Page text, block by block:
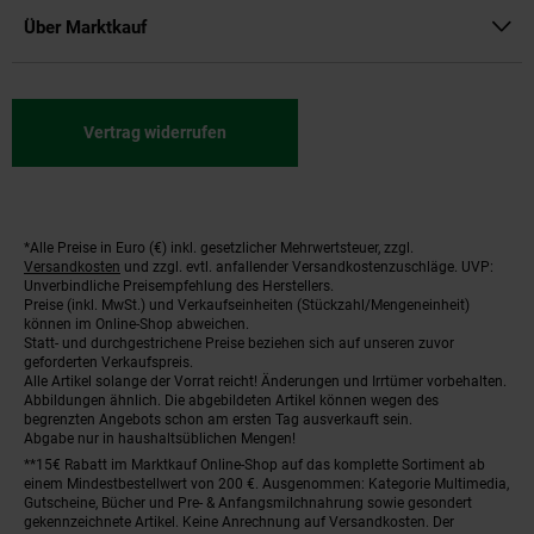
Über Marktkauf
Vertrag widerrufen
Fußnoten
*Alle Preise in Euro (€) inkl. gesetzlicher Mehrwertsteuer, zzgl.
Versandkosten und zzgl. evtl. anfallender Versandkostenzuschläge. UVP:
Unverbindliche Preisempfehlung des Herstellers.
Preise (inkl. MwSt.) und Verkaufseinheiten (Stückzahl/Mengeneinheit)
können im Online-Shop abweichen.
Statt- und durchgestrichene Preise beziehen sich auf unseren zuvor
geforderten Verkaufspreis.
Alle Artikel solange der Vorrat reicht! Änderungen und Irrtümer vorbehalten.
Abbildungen ähnlich. Die abgebildeten Artikel können wegen des
begrenzten Angebots schon am ersten Tag ausverkauft sein.
Abgabe nur in haushaltsüblichen Mengen!
**15€ Rabatt im Marktkauf Online-Shop auf das komplette Sortiment ab
einem Mindestbestellwert von 200 €. Ausgenommen: Kategorie Multimedia,
Gutscheine, Bücher und Pre- & Anfangsmilchnahrung sowie gesondert
gekennzeichnete Artikel. Keine Anrechnung auf Versandkosten. Der